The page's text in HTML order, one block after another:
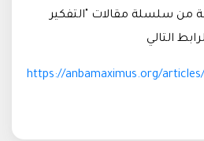
من سلسلة مقالات "التفكير
التالي
https://anbamaximus.org/